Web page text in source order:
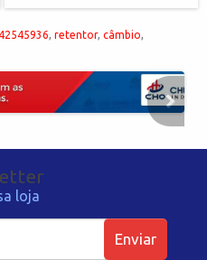
42545936, retentor, câmbio,
loja
Enviar